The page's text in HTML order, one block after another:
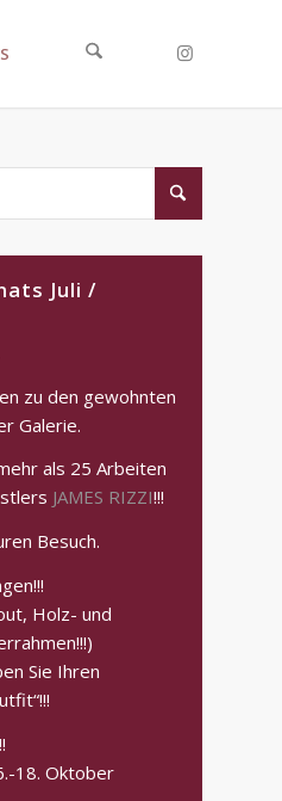
Juli /
zu den gewohnten
Galerie.
als 25 Arbeiten
JAMES RIZZI!!!
Besuch.
Holz- und
Sie Ihren
18. Oktober